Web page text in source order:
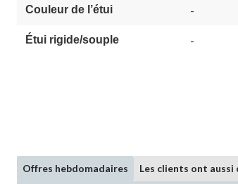
Couleur de l’étui -
Étui rigide/souple -
Offres hebdomadaires Les clients ont aussi